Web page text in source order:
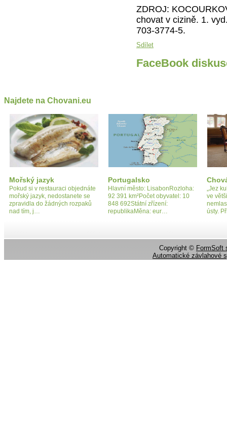
ZDROJ:
chovat v cizině. 1.
703-3774-5.
Sdílet
FaceBook
Najdete na Chovani.eu
Mořský jazyk
Pokud si v restauraci objednáte
mořský jazyk, nedostanete se
zpravidla do žádných rozpaků
nad tím, j…
Portugalsko
Hlavní město: LisabonRozloha:
92 391 km²Počet obyvatel: 10
848 692Státní zřízení:
republikaMěna: eur…
„Jez
ve
ústy.
Copyright © FormSoft
Automatické závlahové